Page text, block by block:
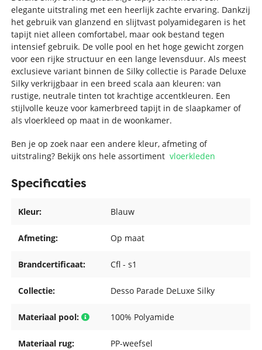
elegante uitstraling met een heerlijk zachte ervaring. Dankzij
het gebruik van glanzend en slijtvast polyamidegaren is het
tapijt niet alleen comfortabel, maar ook bestand tegen
intensief gebruik. De volle pool en het hoge gewicht zorgen
voor een rijke structuur en een lange levensduur. Als meest
exclusieve variant binnen de Silky collectie is Parade Deluxe
Silky verkrijgbaar in een breed scala aan kleuren: van
rustige, neutrale tinten tot krachtige accentkleuren. Een
stijlvolle keuze voor kamerbreed tapijt in de slaapkamer of
als vloerkleed op maat in de woonkamer.
Ben je op zoek naar een andere kleur, afmeting of
uitstraling? Bekijk ons hele assortimentvloerkleden
Specificaties
Kleur: Blauw
Afmeting: Op maat
Brandcertificaat: Cfl - s1
Collectie: Desso Parade DeLuxe Silky
Materiaal pool: 100% Polyamide
Materiaal rug: PP-weefsel